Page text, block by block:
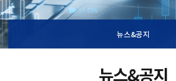
뉴스&공지
뉴스&공지